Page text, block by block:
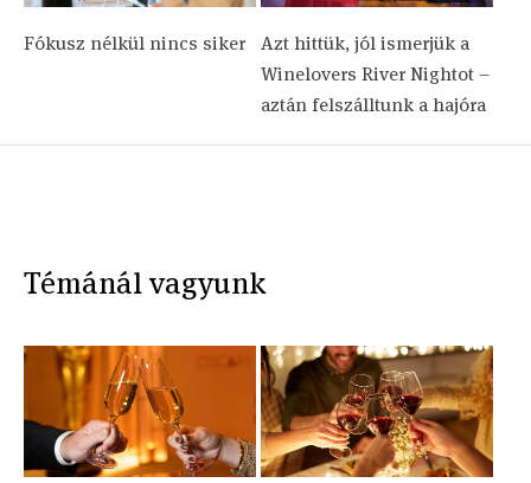
Fókusz nélkül nincs siker
Azt hittük, jól ismerjük a
Winelovers River Nightot –
aztán felszálltunk a hajóra
Témánál vagyunk